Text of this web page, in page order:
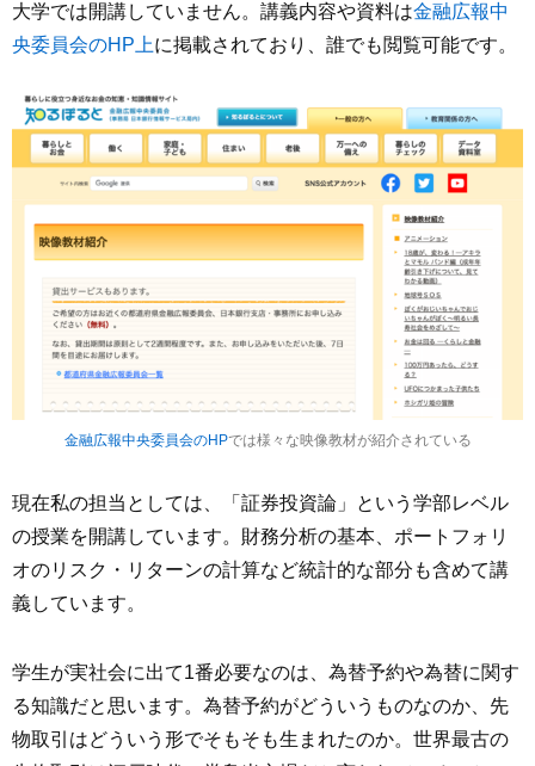
大学では開講していません。講義内容や資料は金融広報中
央委員会のHP上に掲載されており、誰でも閲覧可能です。
金融広報中央委員会のHPでは様々な映像教材が紹介されている
現在私の担当としては、「証券投資論」という学部レベル
の授業を開講しています。財務分析の基本、ポートフォリ
オのリスク・リターンの計算など統計的な部分も含めて講
義しています。
学生が実社会に出て1番必要なのは、為替予約や為替に関す
る知識だと思います。為替予約がどういうものなのか、先
物取引はどういう形でそもそも生まれたのか。世界最古の